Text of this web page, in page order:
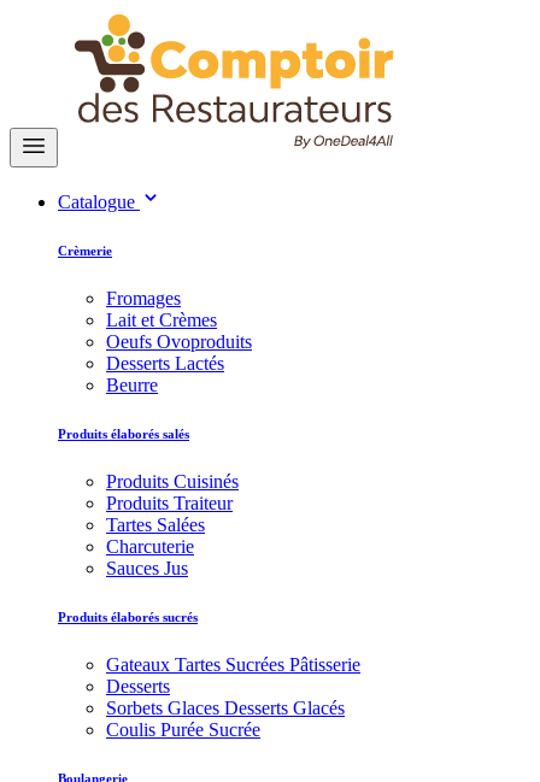
Catalogue
Crèmerie
Fromages
Lait et Crèmes
Oeufs Ovoproduits
Desserts Lactés
Beurre
Produits élaborés salés
Produits Cuisinés
Produits Traiteur
Tartes Salées
Charcuterie
Sauces Jus
Produits élaborés sucrés
Gateaux Tartes Sucrées Pâtisserie
Desserts
Sorbets Glaces Desserts Glacés
Coulis Purée Sucrée
Boulangerie